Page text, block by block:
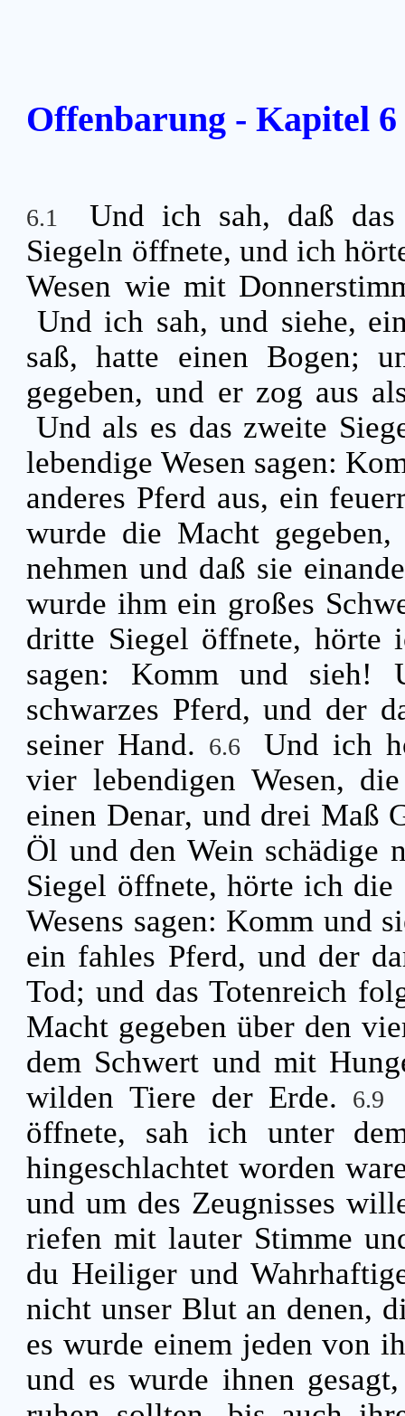
Offenbarung - Kapitel 6
6.1
Und ich sah, daß
Siegeln öffnete, und ich
Wesen wie mit
Und ich sah, und siehe,
saß, hatte einen Bogen;
gegeben, und er zog aus
Und als es das zweite
lebendige Wesen sagen:
anderes Pferd aus, ein
wurde die Macht
nehmen und daß sie
wurde ihm ein großes
dritte Siegel öffnete, hörte
sagen: Komm und sieh!
schwarzes Pferd, und der
seiner Hand. 6.6
Und ich
vier lebendigen Wesen,
einen Denar, und drei Maß
Öl und den Wein schädige
Siegel öffnete, hörte ich
Wesens sagen: Komm und
ein fahles Pferd, und der
Tod; und das Totenreich
Macht gegeben über den
dem Schwert und mit
wilden Tiere der Erde.
6.9
öffnete, sah ich unter
hingeschlachtet worden
und um des Zeugnisses
riefen mit lauter Stimme
du Heiliger und
nicht unser Blut an denen,
es wurde einem jeden von
und es wurde ihnen